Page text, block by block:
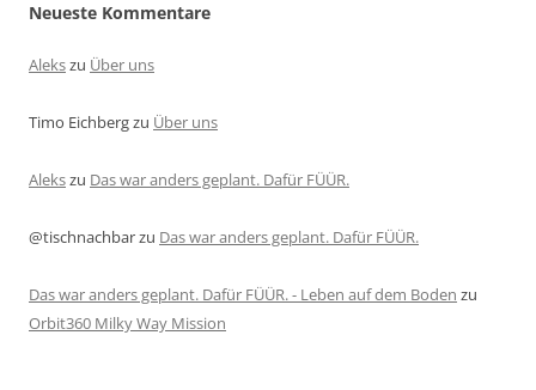
Neueste Kommentare
Alekszu Über uns
Timo Eichbergzu Über uns
Alekszu Das war anders geplant. Dafür FÜÜR.
@tischnachbarzu Das war anders geplant. Dafür FÜÜR.
Das war anders geplant. Dafür FÜÜR. - Leben auf dem Boden zu
Orbit360 Milky Way Mission